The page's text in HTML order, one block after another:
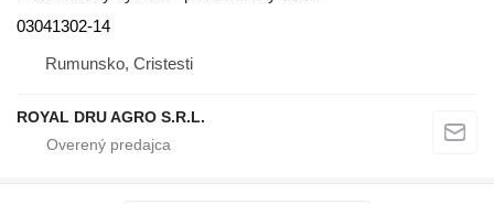
03041302-14
Rumunsko, Cristesti
ROYAL DRU AGRO S.R.L.